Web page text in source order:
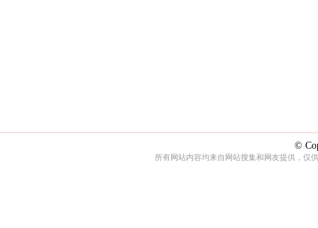
©
所有网站内容均来自网站搜集和网友提供，仅